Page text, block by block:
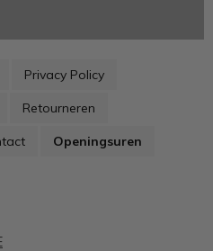
Privacy Policy
Retourneren
Openingsuren